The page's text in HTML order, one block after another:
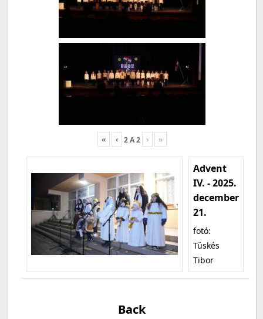
« ‹ 2A2 › »
Advent
IV. - 2025.
december
21.
fotó:
Tüskés
Tibor
Back